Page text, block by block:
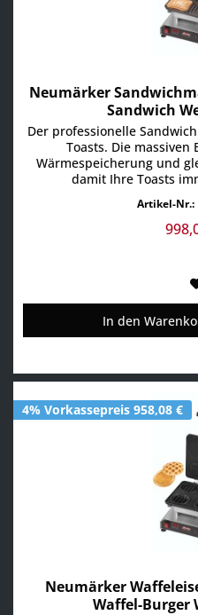
Neumärker
Sandwich
Der professionelle
Toasts. Die
Wärmespeicherung und
damit Ihre Toasts
(Sandwich Wechselplatten
Aktuell über 25
Artikel-Nr.:
In den
4% Vorkassepreis 958,08 €
Neumärker
Waffel-Burger